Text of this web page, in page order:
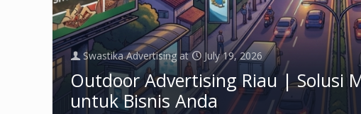
Swastika Advertising at July 19, 2026
Outdoor Advertising Riau | Solusi
untuk Bisnis Anda